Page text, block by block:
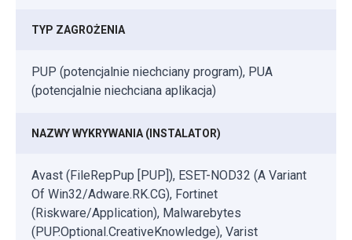
TYP ZAGROŻENIA
PUP (potencjalnie niechciany program), PUA
(potencjalnie niechciana aplikacja)
NAZWY WYKRYWANIA (INSTALATOR)
Avast (FileRepPup [PUP]), ESET-NOD32 (A Variant
Of Win32/Adware.RK.CG), Fortinet
(Riskware/Application), Malwarebytes
(PUP.Optional.CreativeKnowledge), Varist